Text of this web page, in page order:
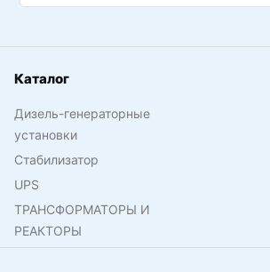
Каталог
Дизель-генераторные
установки
Стабилизатор
UPS
ТРАНСФОРМАТОРЫ И
РЕАКТОРЫ